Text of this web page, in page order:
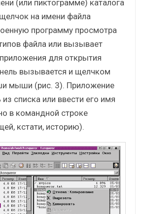
(или пиктограмме) каталога
на имени файла
программу просмотра
файла или вызывает
для открытия
вызывается и щелчком
мыши (рис. 3). Приложение
списка или ввести его имя
в командной строке
кстати, историю).